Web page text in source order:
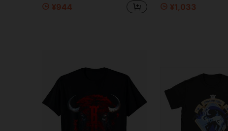
¥944 ¥1,033